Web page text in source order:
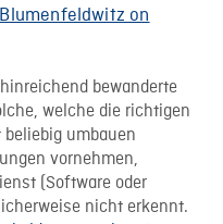
on
bewanderte
welche die richtigen
beliebig umbauen
vornehmen,
(Software oder
nicht erkennt.